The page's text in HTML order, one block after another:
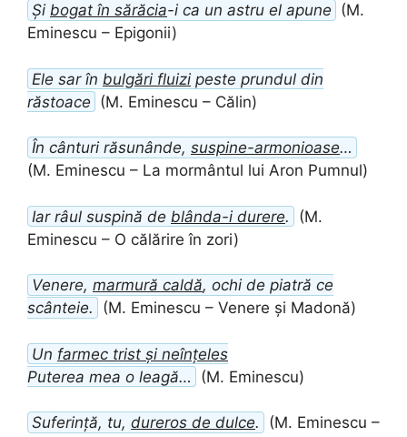
Și bogat în sărăcia-i ca un astru el apune (M.
Eminescu – Epigonii)
Ele sar în bulgări fluizi peste prundul din
răstoace (M. Eminescu – Călin)
În cânturi răsunânde, suspine-armonioase…
(M. Eminescu – La mormântul lui Aron Pumnul)
Iar râul suspină de blânda-i durere.
(M.
Eminescu – O călărire în zori)
Venere, marmură caldă, ochi de piatră ce
scânteie.
(M. Eminescu – Venere și Madonă)
Un farmec trist și neînțeles
Puterea mea o leagă…
(M. Eminescu)
Suferință, tu, dureros de dulce.
(M. Eminescu –